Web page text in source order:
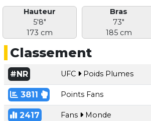
Hauteur
5'8"
173 cm
Bras
73"
185 cm
Classement
#NR UFC Poids Plumes
3811 Points Fans
2417 Fans Monde